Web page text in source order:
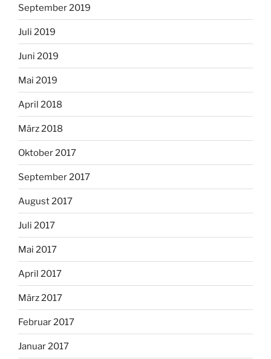
September 2019
Juli 2019
Juni 2019
Mai 2019
April 2018
März 2018
Oktober 2017
September 2017
August 2017
Juli 2017
Mai 2017
April 2017
März 2017
Februar 2017
Januar 2017